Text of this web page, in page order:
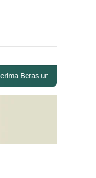
Beras untuk Santri